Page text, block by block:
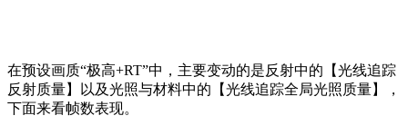
在预设画质“极高+RT”中，主要变动的是反射中的【光线追踪
反射质量】以及光照与材料中的【光线追踪全局光照质量】，
下面来看帧数表现。